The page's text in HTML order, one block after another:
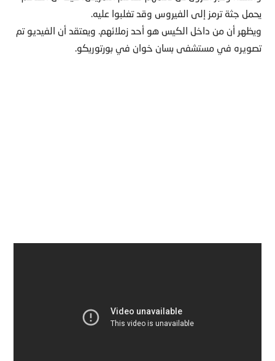
يحمل جثة ترمز إلى الفيروس وقد تغلبوا عليه.
ويظهر أن من داخل الكيس هو أحد زملائهم. ويعتقد أن الفيديو تم
تصويره في مستشفى بسان خوان في بورتوريكو.